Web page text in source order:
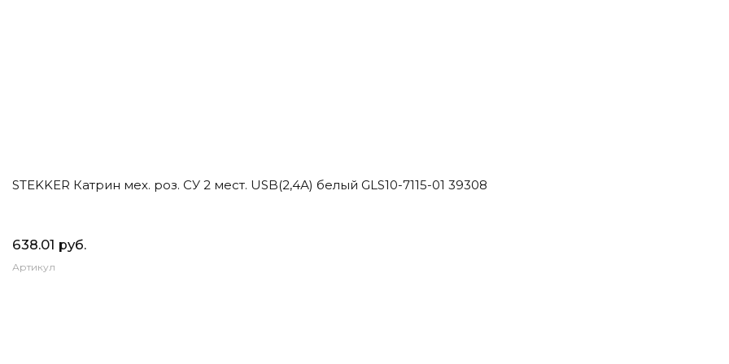
STEKKER Катрин мех. роз. СУ 2 мест. USB(2,4А) белый GLS10-7115-01 39308
638.01 руб.
Артикул